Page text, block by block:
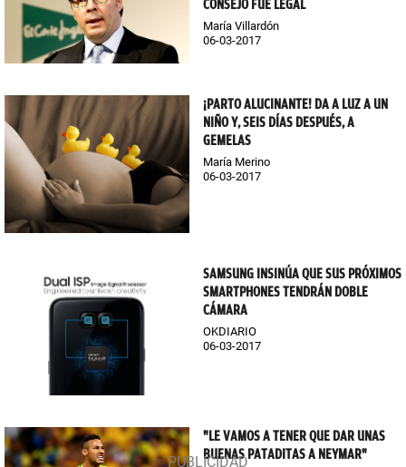
CONSEJO FUE LEGAL
María Villardón
06-03-2017
¡PARTO ALUCINANTE! DA A LUZ A UN
NIÑO Y, SEIS DÍAS DESPUÉS, A
GEMELAS
María Merino
06-03-2017
SAMSUNG INSINÚA QUE SUS PRÓXIMOS
SMARTPHONES TENDRÁN DOBLE
CÁMARA
OKDIARIO
06-03-2017
"LE VAMOS A TENER QUE DAR UNAS
BUENAS PATADITAS A NEYMAR"